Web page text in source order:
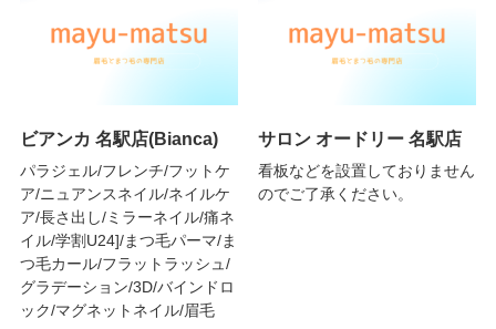
ビアンカ 名駅店(Bianca)
パラジェル/フレンチ/フットケ
ア/ニュアンスネイル/ネイルケ
ア/長さ出し/ミラーネイル/痛ネ
イル/学割U24]/まつ毛パーマ/ま
つ毛カール/フラットラッシュ/
グラデーション/3D/バインドロ
ック/マグネットネイル/眉毛
サロン オードリー 名駅店
看板などを設置しておりません
のでご了承ください。